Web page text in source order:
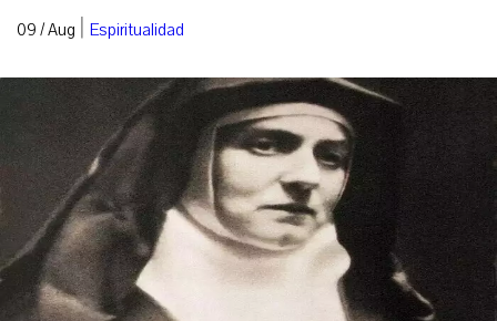
09 / Aug | Espiritualidad